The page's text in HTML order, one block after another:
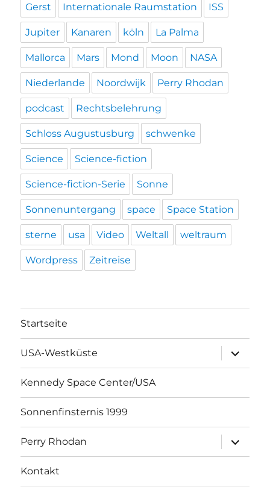
Gerst Internationale Raumstation ISS
Jupiter Kanaren köln La Palma
Mallorca Mars Mond Moon NASA
Niederlande Noordwijk Perry Rhodan
podcast Rechtsbelehrung
Schloss Augustusburg schwenke
Science Science-fiction
Science-fiction-Serie Sonne
Sonnenuntergang space Space Station
sterne usa Video Weltall weltraum
Wordpress Zeitreise
Startseite
USA-Westküste
öffnen
Kennedy Space Center/USA
Sonnenfinsternis 1999
Perry Rhodan
öffnen
Kontakt